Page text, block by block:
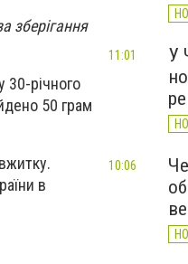
зберігання
30-річного
50 грам
в
У
11:01
10:06